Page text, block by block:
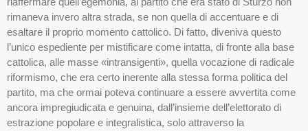
rimaneva invero altra strada, se non quella di accentuare e di
esaltare il proprio momento cattolico. Di fatto, diveniva questo
l’unico espediente per mistificare come intatta, di fronte alla base
cattolica, alle masse «intransigenti», quella vocazione di radicale
riformismo, che era certo inerente alla stessa forma politica del
partito, ma che ormai poteva continuare a essere avvertita come
ancora impregiudicata e genuina, dall’insieme dell’elettorato di
estrazione popolare e integralistica, solo attraverso la